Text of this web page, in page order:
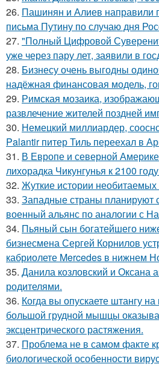
26. Пашинян и Алиев направили
письма Путину по случаю дня
27. "Полный Цифровой
уже через пару лет, заявили в
28. Бизнесу очень выгодны
надёжная финансовая модель,
29. Римская мозаика,
развлечение жителей поздней
30. Немецкий миллиардер,
Palantir питер Тиль переехал в
31. В Европе и северной
лихорадка Чикунгунья к 2100
32. Жуткие истории необитаемых
33. Западные страны планируют
военный альянс по аналогии с
34. Пьяный сын богатейшего
бизнесмена Сергей Корнилов
кабриолете Mercedes в нижнем
35. Данила козловский и Оксана
родителями.
36. Когда вы опускаете штангу на
большой грудной мышцы
эксцентрического растяжения.
37. Проблема не в самом факте
биологической особенности